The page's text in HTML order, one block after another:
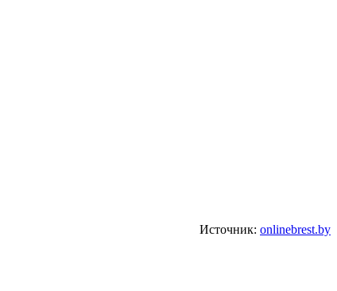
Источник: onlinebrest.by